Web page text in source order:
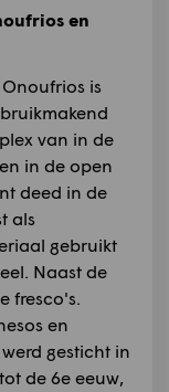
en
is
van in de
in de open
deed in de
als
gebruikt
Naast de
fresco's.
en
gesticht in
de 6e eeuw,